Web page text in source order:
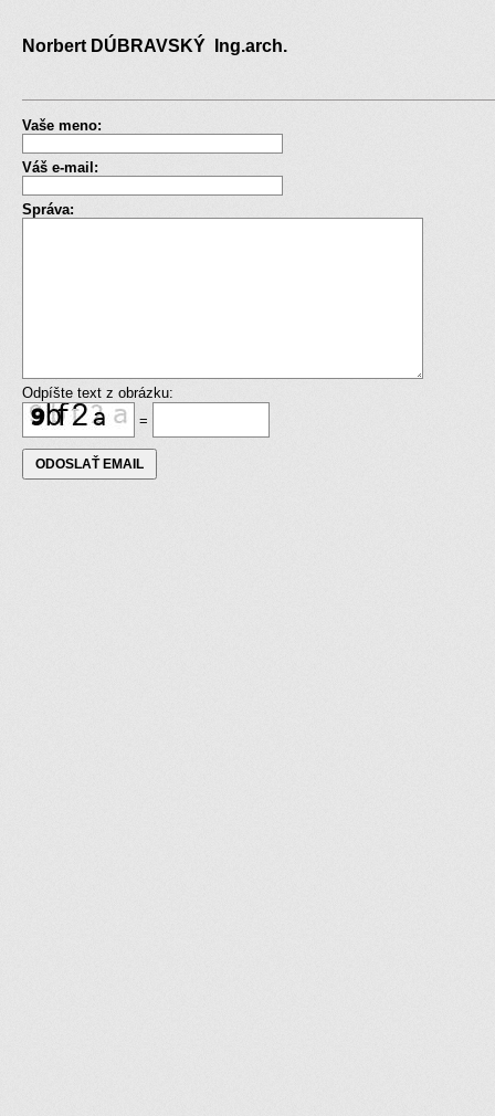
Norbert DÚBRAVSKÝ Ing.arch.
Vaše meno:
Váš e-mail:
Správa:
Odpíšte text z obrázku:
=